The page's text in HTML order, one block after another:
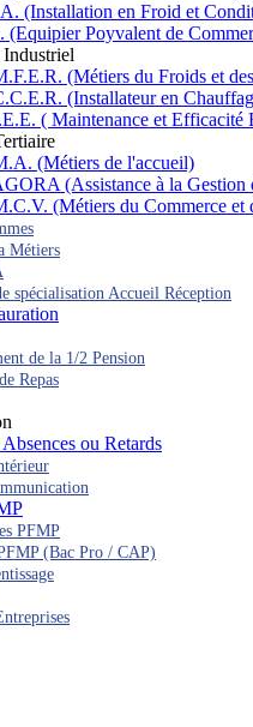
(Installation en Froid et
(Equipier Poyvalent de
(Métiers du Froids et
(Installateur en
( Maintenance et Efficacité
(Métiers de l'accueil)
(Assistance à la Gestion
(Métiers du Commerce et
Métiers
spécialisation Accueil Réception
de la 1/2 Pension
Repas
ou Retards
PFMP
(Bac Pro / CAP)